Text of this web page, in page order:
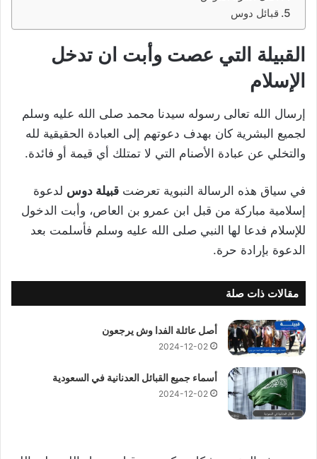
قبائل دوس
القبيلة التي عصت وأبت ان تدخل
الإسلام
إرسال الله تعالى رسوله سيدنا محمد صلى الله عليه وسلم
لجميع البشرية كان بهدف دعوتهم إلى العبادة الحقيقية لله
والتخلي عن عبادة الأصنام التي لا تمتلك أي قيمة أو فائدة.
في سياق هذه الرسالة النبوية تعرضت قبيلة دوس لدعوة
إسلامية مباركة من قبل ابن عمرو بن العاص، وأبت الدخول
للإسلام فدعا لها النبي صلى الله عليه وسلم فأسلمت بعد
الدعوة بإرادة حرة.
مقالات ذات صلة
أصل عائلة الفدا وش يرجعون
2024-12-02
أسماء جميع القبائل العدنانية في السعودية
2024-12-02